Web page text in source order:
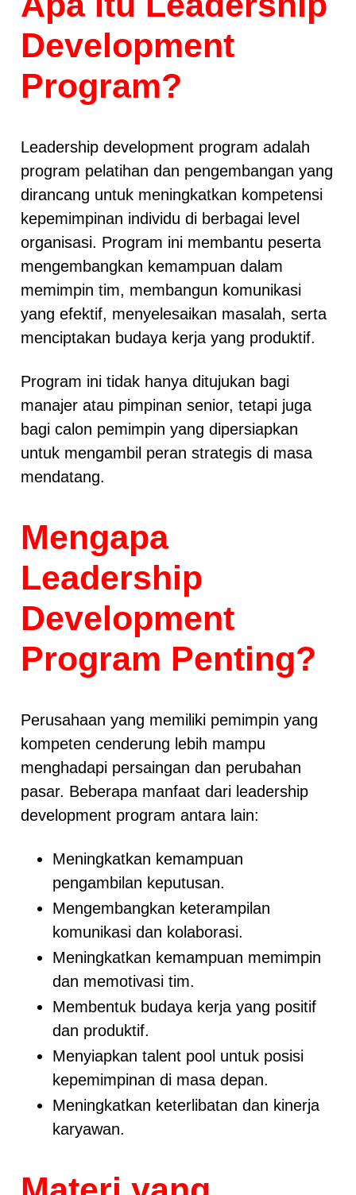
Development
Program?
Leadership development program adalah
program pelatihan dan pengembangan yang
dirancang untuk meningkatkan kompetensi
kepemimpinan individu di berbagai level
organisasi. Program ini membantu peserta
mengembangkan kemampuan dalam
memimpin tim, membangun komunikasi
yang efektif, menyelesaikan masalah, serta
menciptakan budaya kerja yang produktif.
Program ini tidak hanya ditujukan bagi
manajer atau pimpinan senior, tetapi juga
bagi calon pemimpin yang dipersiapkan
untuk mengambil peran strategis di masa
mendatang.
Mengapa
Leadership
Development
Program Penting?
Perusahaan yang memiliki pemimpin yang
kompeten cenderung lebih mampu
menghadapi persaingan dan perubahan
pasar. Beberapa manfaat dari leadership
development program antara lain:
Meningkatkan kemampuan
pengambilan keputusan.
Mengembangkan keterampilan
komunikasi dan kolaborasi.
Meningkatkan kemampuan memimpin
dan memotivasi tim.
Membentuk budaya kerja yang positif
dan produktif.
Menyiapkan talent pool untuk posisi
kepemimpinan di masa depan.
Meningkatkan keterlibatan dan kinerja
karyawan.